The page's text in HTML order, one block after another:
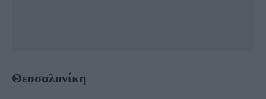
Θεσσαλονίκη